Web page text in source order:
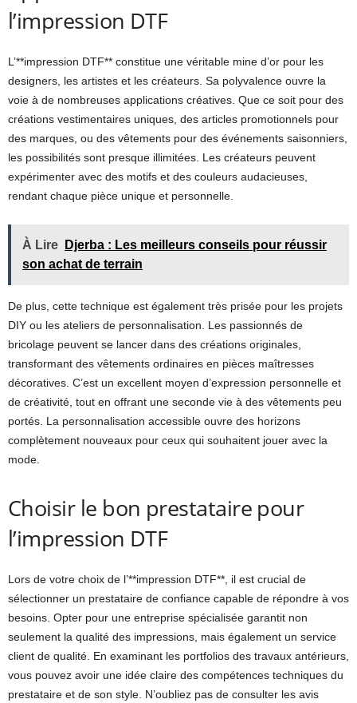
l’impression DTF
L’**impression DTF** constitue une véritable mine d’or pour les
designers, les artistes et les créateurs. Sa polyvalence ouvre la
voie à de nombreuses applications créatives. Que ce soit pour des
créations vestimentaires uniques, des articles promotionnels pour
des marques, ou des vêtements pour des événements saisonniers,
les possibilités sont presque illimitées. Les créateurs peuvent
expérimenter avec des motifs et des couleurs audacieuses,
rendant chaque pièce unique et personnelle.
À Lire
Djerba : Les meilleurs conseils pour réussir
son achat de terrain
De plus, cette technique est également très prisée pour les projets
DIY ou les ateliers de personnalisation. Les passionnés de
bricolage peuvent se lancer dans des créations originales,
transformant des vêtements ordinaires en pièces maîtresses
décoratives. C’est un excellent moyen d’expression personnelle et
de créativité, tout en offrant une seconde vie à des vêtements peu
portés. La personnalisation accessible ouvre des horizons
complètement nouveaux pour ceux qui souhaitent jouer avec la
mode.
Choisir le bon prestataire pour
l’impression DTF
Lors de votre choix de l’**impression DTF**, il est crucial de
sélectionner un prestataire de confiance capable de répondre à vos
besoins. Opter pour une entreprise spécialisée garantit non
seulement la qualité des impressions, mais également un service
client de qualité. En examinant les portfolios des travaux antérieurs,
vous pouvez avoir une idée claire des compétences techniques du
prestataire et de son style. N’oubliez pas de consulter les avis